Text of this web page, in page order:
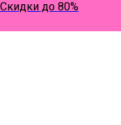
Скидки до 80%